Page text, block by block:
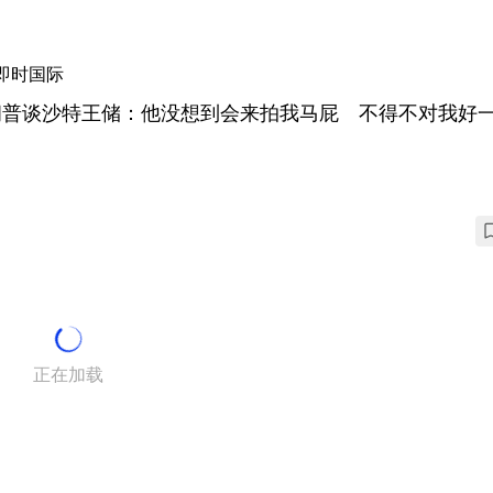
时国际
谈沙特王储：他没想到会来拍我马屁 不得不对我好
正在加载